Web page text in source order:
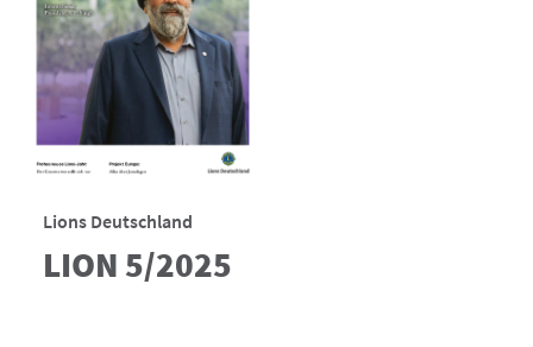
Lions Deutschland
LION 5/2025